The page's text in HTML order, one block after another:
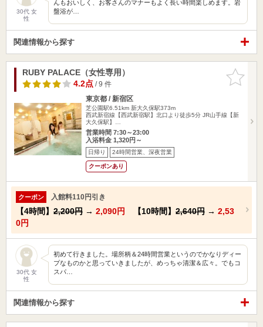
30代 女
性
んもおいしく、お客さんのマナーもよく長い時間楽しめます。岩
盤浴が…
関連情報から探す
お気に入
りに追加
RUBY PALACE（女性専用）
4.2点/ 9 件
東京都 / 新宿区
芝公園駅6.51km 新大久保駅373m
西武新宿線【西武新宿駅】北口より徒歩5分 JR山手線【新
大久保駅】…
営業時間 7:30～23:00
入浴料金 1,320円～
日帰り 24時間営業、深夜営業
クーポンあり
クーポン 入館料110円引き
【4時間】 2,200円 → 2,090円 【10時間】 2,640円 → 2,53
0円
30代 女
性
初めて行きました。場所柄＆24時間営業というのでかなりディー
プなものかと思っていきましたが、めっちゃ清潔＆広々。でもコ
スパ…
関連情報から探す